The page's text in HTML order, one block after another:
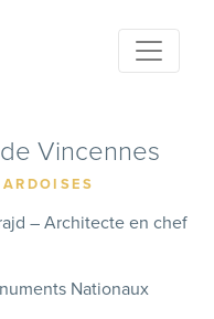
Vincennes
– Architecte en chef
Nationaux